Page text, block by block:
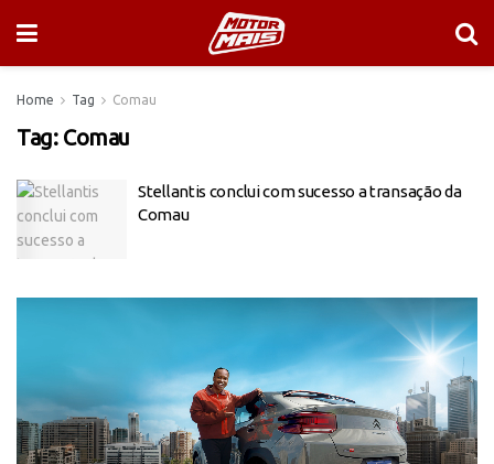
Home Tag Comau
Tag: Comau
Stellantis conclui com sucesso a transação da
Comau